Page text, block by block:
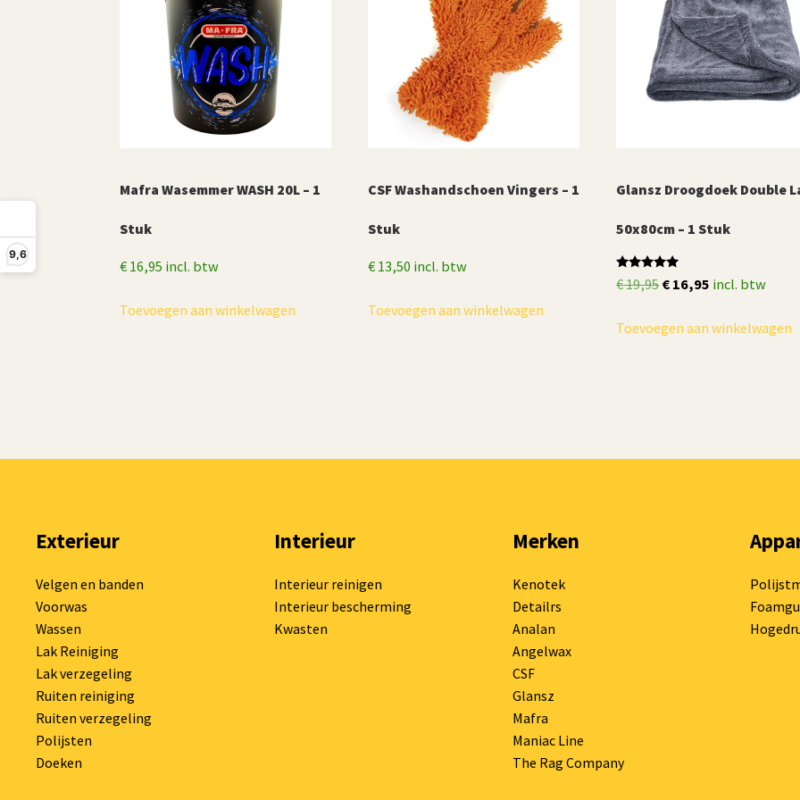
9,6
Mafra Wasemmer WASH 20L – 1
Stuk
€ 16,95 incl. btw
Toevoegen aan winkelwagen
CSF Washandschoen Vingers – 1
Stuk
€ 13,50 incl. btw
Toevoegen aan winkelwagen
Glansz Droogdoek Double
50x80cm – 1 Stuk
Gewaardeerd
5.00
€19,95Oorspronkelijke
was:
€ 16,95 Huidige
is:
incl. btw
Toevoegen aan winkelwagen
Exterieur
Velgen en banden
Voorwas
Wassen
Lak Reiniging
Lak verzegeling
Ruiten reiniging
Ruiten verzegeling
Polijsten
Doeken
Interieur
Interieur reinigen
Interieur bescherming
Kwasten
Merken
Kenotek
Detailrs
Analan
Angelwax
CSF
Glansz
Mafra
Maniac Line
The Rag Company